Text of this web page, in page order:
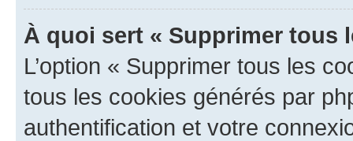
À quoi sert « Supprimer tous
L’option « Supprimer tous les
tous les cookies générés par
authentification et votre